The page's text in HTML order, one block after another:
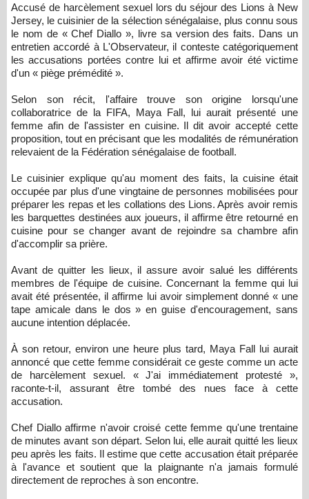
Accusé de harcèlement sexuel lors du séjour des Lions à New
Jersey, le cuisinier de la sélection sénégalaise, plus connu sous
le nom de « Chef Diallo », livre sa version des faits. Dans un
entretien accordé à L'Observateur, il conteste catégoriquement
les accusations portées contre lui et affirme avoir été victime
d'un « piège prémédité ».
Selon son récit, l'affaire trouve son origine lorsqu'une
collaboratrice de la FIFA, Maya Fall, lui aurait présenté une
femme afin de l'assister en cuisine. Il dit avoir accepté cette
proposition, tout en précisant que les modalités de rémunération
relevaient de la Fédération sénégalaise de football.
Le cuisinier explique qu'au moment des faits, la cuisine était
occupée par plus d'une vingtaine de personnes mobilisées pour
préparer les repas et les collations des Lions. Après avoir remis
les barquettes destinées aux joueurs, il affirme être retourné en
cuisine pour se changer avant de rejoindre sa chambre afin
d'accomplir sa prière.
Avant de quitter les lieux, il assure avoir salué les différents
membres de l'équipe de cuisine. Concernant la femme qui lui
avait été présentée, il affirme lui avoir simplement donné « une
tape amicale dans le dos » en guise d'encouragement, sans
aucune intention déplacée.
À son retour, environ une heure plus tard, Maya Fall lui aurait
annoncé que cette femme considérait ce geste comme un acte
de harcèlement sexuel. « J'ai immédiatement protesté »,
raconte-t-il, assurant être tombé des nues face à cette
accusation.
Chef Diallo affirme n'avoir croisé cette femme qu'une trentaine
de minutes avant son départ. Selon lui, elle aurait quitté les lieux
peu après les faits. Il estime que cette accusation était préparée
à l'avance et soutient que la plaignante n'a jamais formulé
directement de reproches à son encontre.